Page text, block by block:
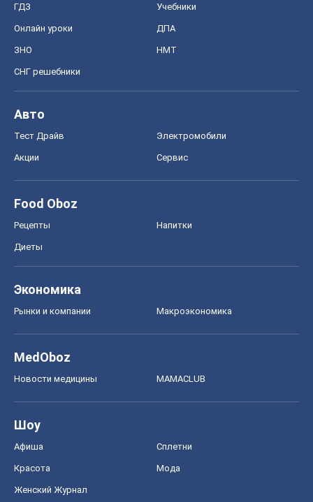
ГДЗ Учебники
Онлайн уроки ДПА
ЗНО НМТ
СНГ решебники
Авто
Тест Драйв Электромобили
Акции Сервис
Food Oboz
Рецепты Напитки
Диеты
Экономика
Рынки и компании Mакроэкономика
MedOboz
Новости медицины MAMACLUB
Шоу
Афиша Сплетни
Красота Мода
Женский Журнал